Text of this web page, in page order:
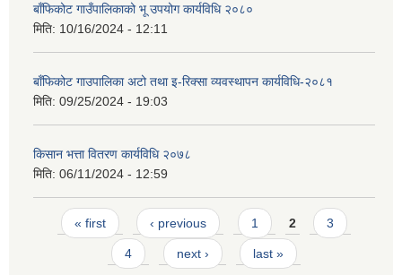
बाँफिकोट गाउँपालिकाको भू उपयोग कार्यविधि २०८०
मिति: 10/16/2024 - 12:11
बाँफिकोट गाउपालिका अटो तथा इ-रिक्सा व्यवस्थापन कार्यविधि-२०८१
मिति: 09/25/2024 - 19:03
किसान भत्ता वितरण कार्यविधि २०७८
मिति: 06/11/2024 - 12:59
Pages
« first ‹ previous 1 2 3
4 next › last »